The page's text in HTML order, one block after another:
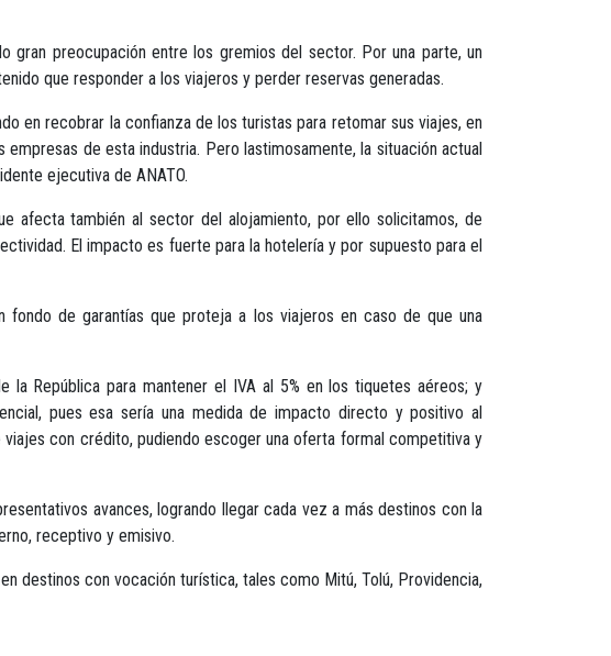
gran preocupación entre los gremios del sector. Por una parte, un
que responder a los viajeros y perder reservas generadas.
en recobrar la confianza de los turistas para retomar sus viajes, en
de esta industria. Pero lastimosamente, la situación actual
ejecutiva de ANATO.
afecta también al sector del alojamiento, por ello solicitamos, de
El impacto es fuerte para la hotelería y por supuesto para el
de garantías que proteja a los viajeros en caso de que una
la República para mantener el IVA al 5% en los tiquetes aéreos; y
pues esa sería una medida de impacto directo y positivo al
con crédito, pudiendo escoger una oferta formal competitiva y
avances, logrando llegar cada vez a más destinos con la
receptivo y emisivo.
destinos con vocación turística, tales como Mitú, Tolú, Providencia,